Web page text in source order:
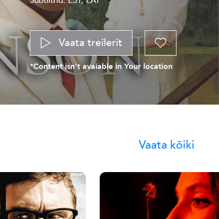
Vaata treilerit
*Content isn't avaiable in Your location
Vaata kõiki